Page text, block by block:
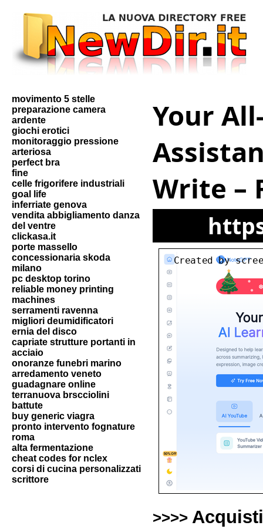
movimento 5 stelle
preparazione camera
ardente
giochi erotici
monitoraggio pressione
arteriosa
perfect bra
fine
celle frigorifere industriali
goal life
inferriate genova
vendita abbigliamento danza
del ventre
clickasa.it
porte massello
concessionaria skoda
milano
pc desktop torino
reliable money printing
machines
serramenti ravenna
migliori deumidificatori
ernia del disco
capriate strutture portanti in
acciaio
onoranze funebri marino
arredamento veneto
guadagnare online
terranuova brscciolini
battute
buy generic viagra
pronto intervento fognature
roma
alta fermentazione
cheat codes for nclex
corsi di cucina personalizzati
scrittore
Your
Write –
>>>>